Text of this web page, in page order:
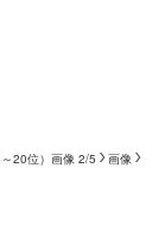
20位）画像 2/5
画像